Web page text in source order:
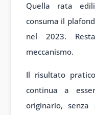
Quella rata
consuma il
nel 2023.
meccanismo.
Il risultato
continua a
originario,